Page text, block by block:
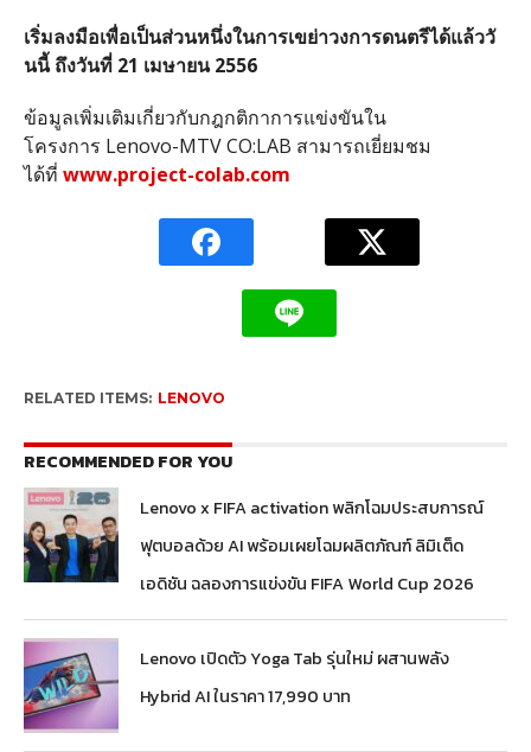
เริ่มลงมือเพื่อเป็นส่วนหนึ่งในการเขย่าวงการดนตรีได้แล้ววั
นนี้ ถึงวันที่ 21 เมษายน 2556
ข้อมูลเพิ่มเติมเกี่ยวกับกฎกติกาการแข่งขันใน
โครงการ Lenovo-MTV CO:LAB สามารถเยี่ยมชม
ได้ที่ www.project-colab.com
RELATED ITEMS: LENOVO
RECOMMENDED FOR YOU
Lenovo x FIFA activation พลิกโฉมประสบการณ์
ฟุตบอลด้วย AI พร้อมเผยโฉมผลิตภัณฑ์ ลิมิเต็ด
เอดิชัน ฉลองการแข่งขัน FIFA World Cup 2026
Lenovo เปิดตัว Yoga Tab รุ่นใหม่ ผสานพลัง
Hybrid AI ในราคา 17,990 บาท